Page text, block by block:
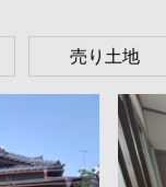
売り土地